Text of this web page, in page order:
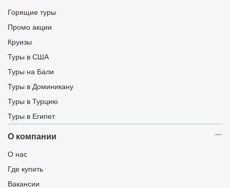
Горящие туры
Промо акции
Круизы
Туры в США
Туры на Бали
Туры в Доминикану
Туры в Турцию
Туры в Египет
О компании
О нас
Где купить
Вакансии